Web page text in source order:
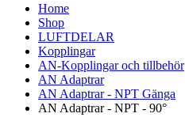
Home
Shop
LUFTDELAR
Kopplingar
AN-Kopplingar och tillbehör
AN Adaptrar
AN Adaptrar - NPT Gänga
AN Adaptrar - NPT - 90°